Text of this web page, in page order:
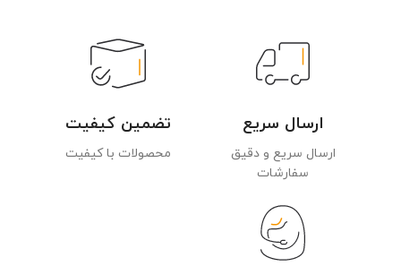
ارسال سریع
ارسال سریع و دقیق
سفارشات
تضمین کیفیت
محصولات با کیفیت